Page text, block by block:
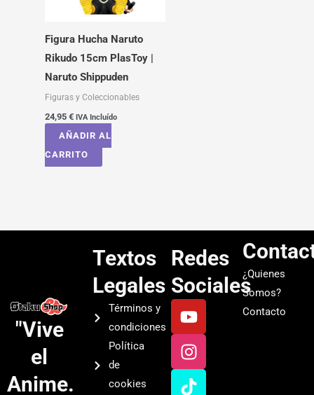
Figura Hucha Naruto
Rikudo 15cm PlasToy |
Naruto Shippuden
Figuras y Coleccionables
24,95 € IVA Incluído
AÑADIR AL
CARRITO
"Vive
el
Anime.
Textos
Legales
Términos y
condiciones
Política
de
cookies
Redes
Sociales
Y
o
u
t
u
I
n
s
t
a
T
i
k
t
o
S
p
o
t
i
¿Quienes
Somos?
Contacto